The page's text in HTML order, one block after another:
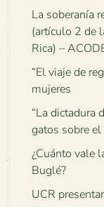
La soberanía
(artículo 2 de
Rica) –
“El viaje de
mujeres
“La dictadura
gatos sobre el
¿Cuánto vale
Buglé?
UCR